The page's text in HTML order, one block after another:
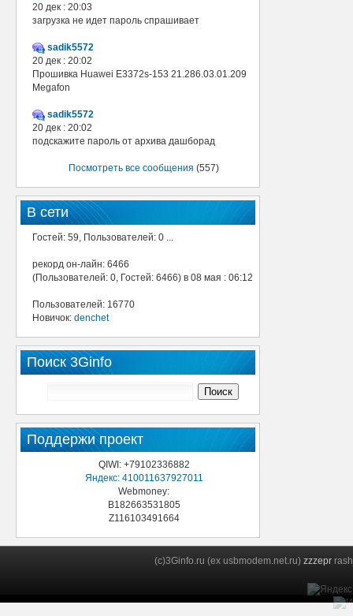
20 дек : 20:03
загрузка не идет пароль спрашивает
sadik5572
20 дек : 20:02
Прошивка Huawei E3372s-153 21.286.03.01.209
Megafon
sadik5572
20 дек : 20:02
подскажите пароль от архива дашборад
Посмотреть все сообщения (557)
В сети
Гостей: 59, Пользователей: 0 ...
рекорд он-лайн: 6466
(Пользователей: 0, Гостей: 6466) в 08 мая : 06:12
Пользователей: 16770
Новичок: denchet
Поиск 3Ginfo
Поддержи проект
QIWI: +79102336882
Яндекс: 410011637927011
Webmoney:
B182663531805
Z116103491664
(c)3Ginfo.ru (ex usbmodem.net.ru) zzzepr